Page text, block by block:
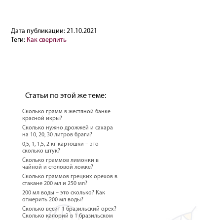
Дата публикации:21.10.2021
Теги: Как сверлить
Статьи по этой же теме:
Сколько грамм в жестяной банке
красной икры?
Сколько нужно дрожжей и сахара
на 10, 20, 30 литров браги?
0,5, 1, 1,5, 2 кг картошки – это
сколько штук?
Сколько граммов лимонки в
чайной и столовой ложке?
Сколько граммов грецких орехов в
стакане 200 мл и 250 мл?
200 мл воды – это сколько? Как
отмерить 200 мл воды?
Сколько весит 1 бразильский орех?
Сколько калорий в 1 бразильском